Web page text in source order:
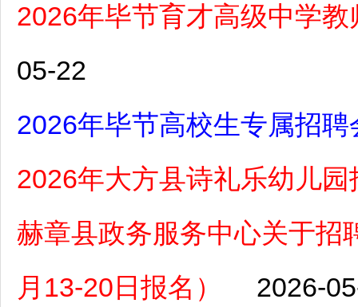
2026年毕节育才高级中学
05-22
2026年毕节高校生专属招
2026年大方县诗礼乐幼儿园
赫章县政务服务中心关于招
月13-20日报名）
2026-